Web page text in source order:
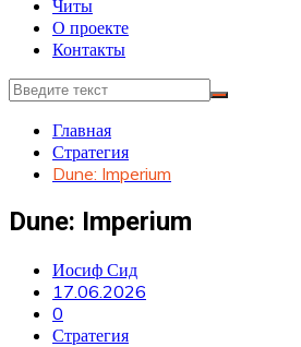
Читы
О проекте
Контакты
Главная
Стратегия
Dune: Imperium
Dune: Imperium
Иосиф Сид
17.06.2026
0
Стратегия